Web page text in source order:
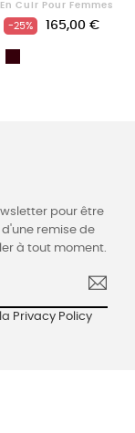
Cuir Pour Femmes
-25% 165,00 €
pour être
remise de
à tout moment.
Privacy Policy